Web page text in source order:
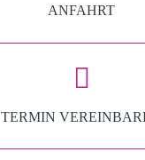
ANFAHRT
TERMIN